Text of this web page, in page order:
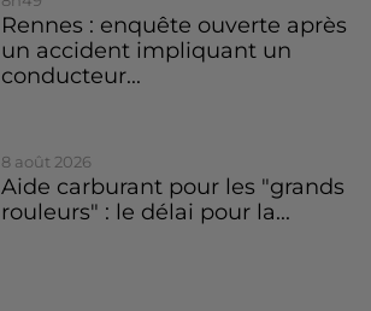
Rennes : enquête ouverte après
un accident impliquant un
conducteur...
8 août 2026
Aide carburant pour les "grands
rouleurs" : le délai pour la...